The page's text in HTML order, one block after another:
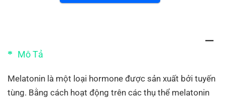
Mô Tả
Melatonin là một loại hormone được sản xuất bởi tuyến
tùng. Bằng cách hoạt động trên các thụ thể melatonin